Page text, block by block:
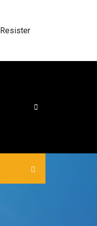
Resister